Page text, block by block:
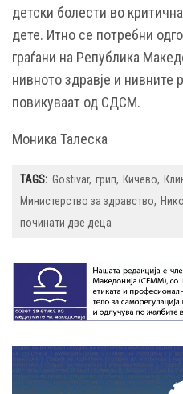
детски болести во
дете. Итно се потребни
граѓани на Република
нивното здравје и нивните
повикуваат од СДСМ.
Моника Талеска
TAGS: Gostivar грип Кичево
Министерство за здравство
починати две деца